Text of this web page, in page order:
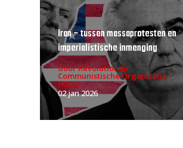
Iran – tussen massaprotesten en
imperialistische inmenging
door Revolutionair
Communistische Organisatie
(RCO)
02 jan 2026